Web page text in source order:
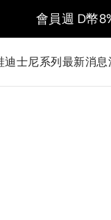
會員週 D幣
迪士尼系列最新消息